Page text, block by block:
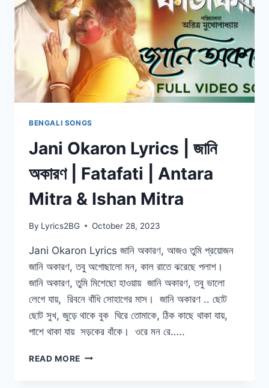
|
BARENYA
SAHA
BENGALI SONGS
Jani Okaron Lyrics | জানি
অকারণ | Fatafati | Antara
Mitra & Ishan Mitra
By Lyrics2BG October 28, 2023
Jani Okaron Lyrics জানি অকারণ, আজও তুমি প্রয়োজন
জানি অকারণ, তবু অগোছালো মন, কাল রাতে ঝরেছে পলাশ।
জানি অকারণ, তুমি মিশেছো হাওয়ায় জানি অকারণ, তবু ভালো
লেগে যায়, রিবনে বাঁধি সোহাগের মাস। জানি অকারণ .. ছোট
ছোট সুখ, জুড়ে থাকে বুক ঘিরে তোমাকে, ঠিক কাছে থাকা যায়,
পাশে থাকা যায় সড়কের বাঁকে। ওরে মন রে…..
READ MORE JANI